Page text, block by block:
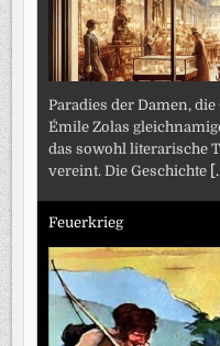
Paradies der Damen,
Émile Zolas
das sowohl literarische
vereint. Die Geschichte
Feuerkrieg